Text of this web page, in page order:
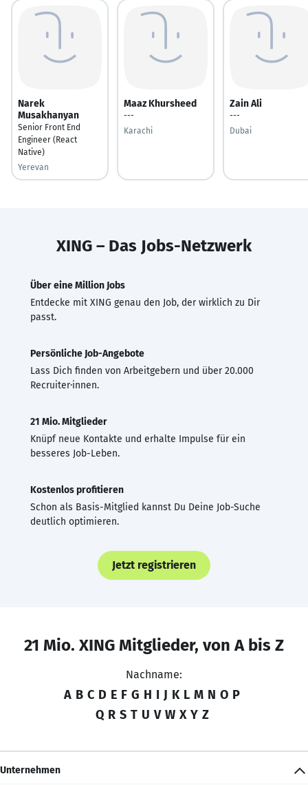
Narek
Musakhanyan
Senior Front End
Engineer (React
Native)
Yerevan
Maaz Khursheed
---
Karachi
Zain Ali
---
Dubai
XING – Das Jobs-Netzwerk
Über eine Million Jobs
Entdecke mit XING genau den Job, der wirklich zu Dir
passt.
Persönliche Job-Angebote
Lass Dich finden von Arbeitgebern und über 20.000
Recruiter·innen.
21 Mio. Mitglieder
Knüpf neue Kontakte und erhalte Impulse für ein
besseres Job-Leben.
Kostenlos profitieren
Schon als Basis-Mitglied kannst Du Deine Job-Suche
deutlich optimieren.
Jetzt registrieren
21 Mio. XING Mitglieder, von A bis Z
Nachname:
A B C D E F G H I J K L M N O P
Q R S T U V W X Y Z
Unternehmen